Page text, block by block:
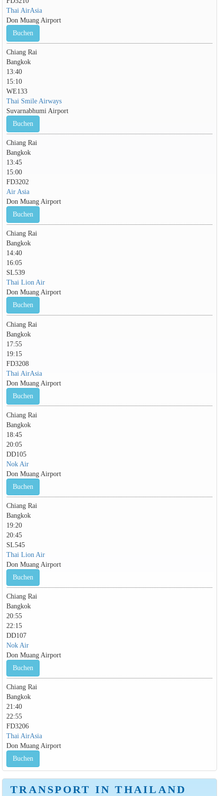
Thai AirAsia
Don Muang Airport
Buchen
Chiang Rai
Bangkok
13:40
15:10
WE133
Thai Smile Airways
Suvarnabhumi Airport
Buchen
Chiang Rai
Bangkok
13:45
15:00
FD3202
Air Asia
Don Muang Airport
Buchen
Chiang Rai
Bangkok
14:40
16:05
SL539
Thai Lion Air
Don Muang Airport
Buchen
Chiang Rai
Bangkok
17:55
19:15
FD3208
Thai AirAsia
Don Muang Airport
Buchen
Chiang Rai
Bangkok
18:45
20:05
DD105
Nok Air
Don Muang Airport
Buchen
Chiang Rai
Bangkok
19:20
20:45
SL545
Thai Lion Air
Don Muang Airport
Buchen
Chiang Rai
Bangkok
20:55
22:15
DD107
Nok Air
Don Muang Airport
Buchen
Chiang Rai
Bangkok
21:40
22:55
FD3206
Thai AirAsia
Don Muang Airport
Buchen
TRANSPORT IN THAILAND